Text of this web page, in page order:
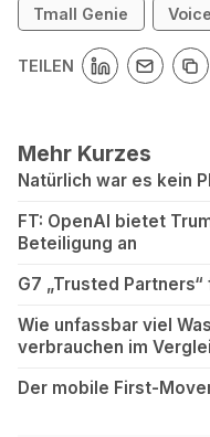
Tmall Genie Voice
TEILEN
Mehr Kurzes
Natürlich war es kein
FT: OpenAI bietet
Beteiligung an
G7 „Trusted
Wie unfassbar viel
verbrauchen im
Der mobile First-